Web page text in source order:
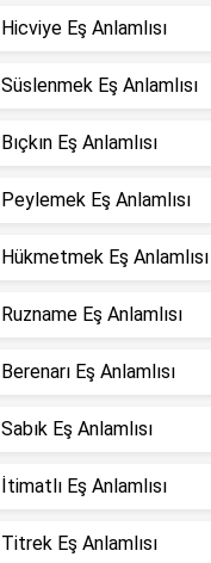
Hicviye Eş Anlamlısı
Süslenmek Eş Anlamlısı
Bıçkın Eş Anlamlısı
Peylemek Eş Anlamlısı
Hükmetmek Eş Anlamlısı
Ruzname Eş Anlamlısı
Berenarı Eş Anlamlısı
Sabık Eş Anlamlısı
İtimatlı Eş Anlamlısı
Titrek Eş Anlamlısı